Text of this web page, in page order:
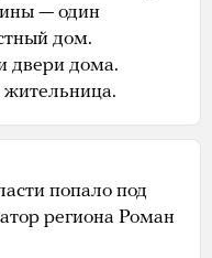
— один
дом.
двери дома.
жительница.
попало под
региона Роман